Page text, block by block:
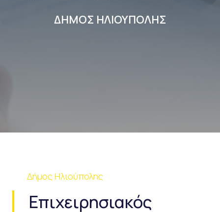
ΔΗΜΟΣ ΗΛΙΟΥΠΟΛΗΣ
Δήμος Ηλιούπολης
Επιχειρησιακός